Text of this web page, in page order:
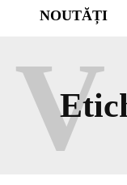
NOUTĂȚI
V